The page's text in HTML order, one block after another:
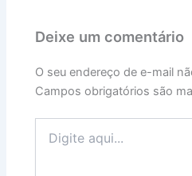
Deixe um comentário
O seu endereço de e-mail
Campos obrigatórios são
aqui...